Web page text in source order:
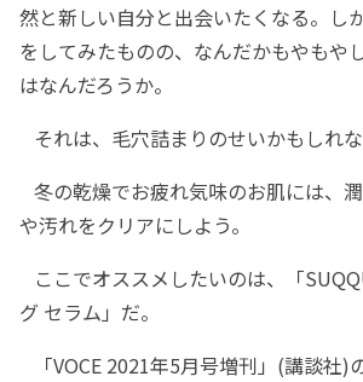
然と新しい自分と出会いたくなる。し
をしてみたものの、なんだかもやもやし
はなんだろうか。
それは、毛穴詰まりのせいかもしれな
冬の乾燥でお疲れ気味のお肌には、
や汚れをクリアにしよう。
ここでオススメしたいのは、「
グ セラム」だ。
「VOCE 2021年5月号増刊」(講談社)